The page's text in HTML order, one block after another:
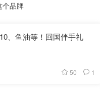
个品牌
、鱼油等！回国伴手礼
50 1